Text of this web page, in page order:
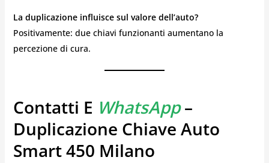
La duplicazione influisce sul valore dell’auto?
Positivamente: due chiavi funzionanti aumentano la
percezione di cura.
Contatti E WhatsApp–
Duplicazione Chiave Auto
Smart 450 Milano